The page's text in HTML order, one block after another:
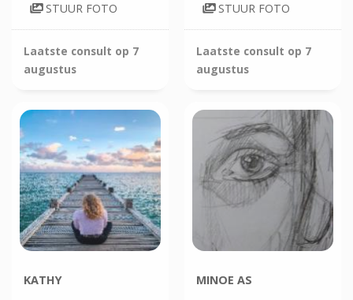
STUUR FOTO
Laatste consult op 7
augustus
STUUR FOTO
Laatste consult op 7
augustus
KATHY MINOE AS